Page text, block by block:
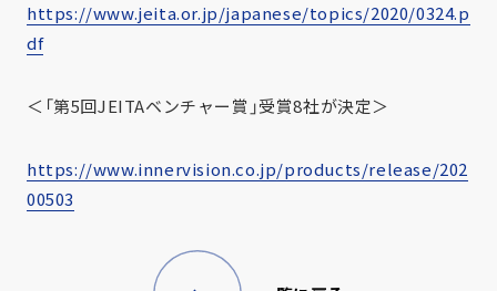
https://www.jeita.or.jp/japanese/topics/2020/0324.p
df
＜「第5回JEITAベンチャー賞」受賞8社が決定＞
https://www.innervision.co.jp/products/release/202
00503